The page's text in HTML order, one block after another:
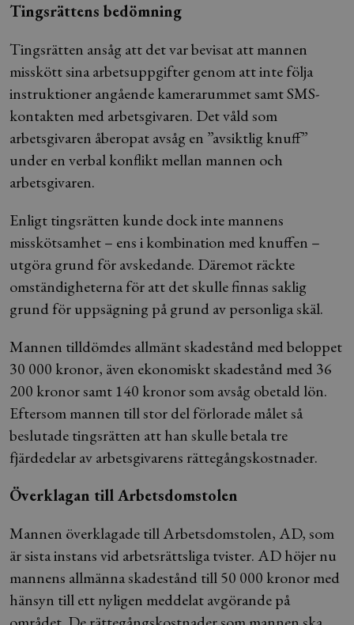
Tingsrättens bedömning
Tingsrätten ansåg att det var bevisat att mannen
misskött sina arbetsuppgifter genom att inte följa
instruktioner angående kamerarummet samt SMS-
kontakten med arbetsgivaren. Det våld som
arbetsgivaren åberopat avsåg en ”avsiktlig knuff”
under en verbal konflikt mellan mannen och
arbetsgivaren.
Enligt tingsrätten kunde dock inte mannens
misskötsamhet – ens i kombination med knuffen –
utgöra grund för avskedande. Däremot räckte
omständigheterna för att det skulle finnas saklig
grund för uppsägning på grund av personliga skäl.
Mannen tilldömdes allmänt skadestånd med beloppet
30 000 kronor, även ekonomiskt skadestånd med 36
200 kronor samt 140 kronor som avsåg obetald lön.
Eftersom mannen till stor del förlorade målet så
beslutade tingsrätten att han skulle betala tre
fjärdedelar av arbetsgivarens rättegångskostnader.
Överklagan till Arbetsdomstolen
Mannen överklagade till Arbetsdomstolen, AD, som
är sista instans vid arbetsrättsliga tvister. AD höjer nu
mannens allmänna skadestånd till 50 000 kronor med
hänsyn till ett nyligen meddelat avgörande på